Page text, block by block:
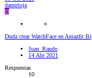
dannrioja
D
Duda crear WatchFace en Amazfit
Juan_Rando
14 Abr 2021
Respuestas
10